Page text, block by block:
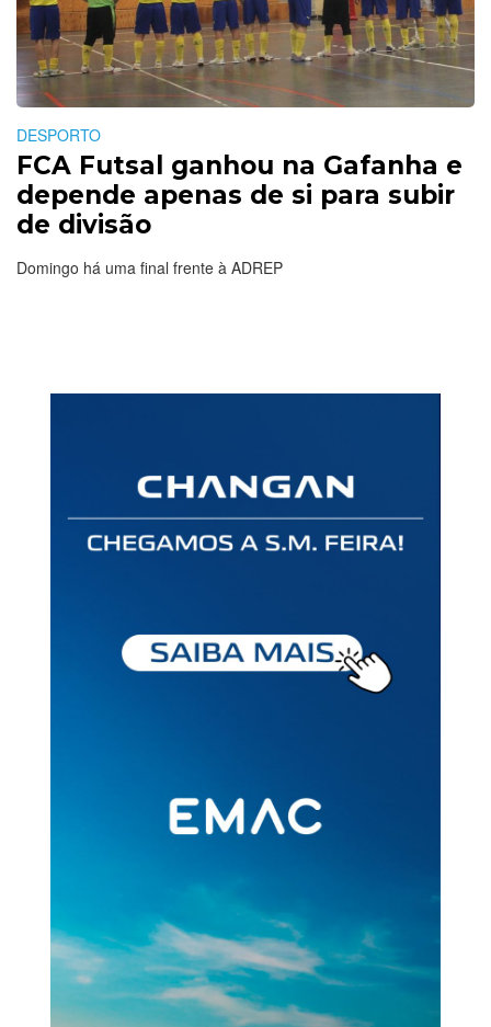
DESPORTO
FCA Futsal ganhou na Gafanha e
depende apenas de si para subir
de divisão
Domingo há uma final frente à ADREP